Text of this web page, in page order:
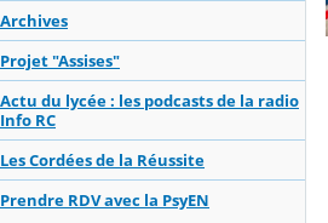
Archives
Projet "Assises"
Actu du lycée : les podcasts de la radio
Info RC
Les Cordées de la Réussite
Prendre RDV avec la PsyEN